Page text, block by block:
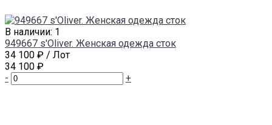
В наличии: 1
949667 s'Oliver. Женская одежда сток
34 100 ₽ / Лот
34 100 ₽
-
+